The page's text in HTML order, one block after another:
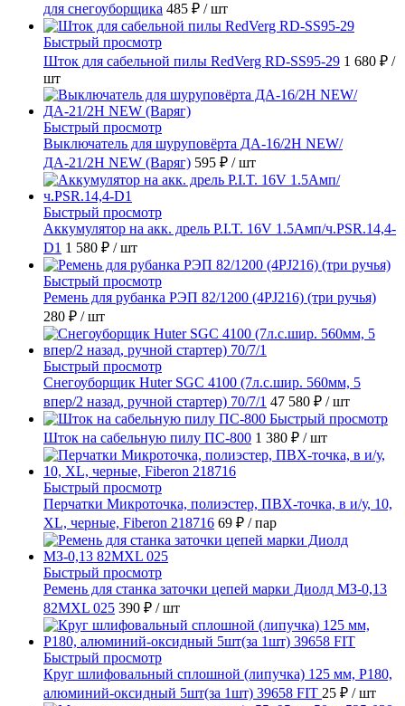
для снегоуборщика 485 ₽ / шт
Быстрый просмотр
Шток для сабельной пилы RedVerg RD-SS95-29 1 680 ₽ /
шт
Быстрый просмотр
Выключатель для шуруповёрта ДА-16/2Н NEW/
ДА-21/2Н NEW (Варяг) 595 ₽ / шт
Быстрый просмотр
Аккумулятор на акк. дрель P.I.T. 16V 1.5Амп/ч.PSR.14,4-
D1 1 580 ₽ / шт
Быстрый просмотр
Ремень для рубанка РЭП 82/1200 (4PJ216) (три ручья)
280 ₽ / шт
Быстрый просмотр
Снегоуборщик Huter SGC 4100 (7л.с.шир. 560мм, 5
впер/2 назад, ручной стартер) 70/7/1 47 580 ₽ / шт
Быстрый просмотр
Шток на сабельную пилу ПС-800 1 380 ₽ / шт
Быстрый просмотр
Перчатки Микроточка, полиэстер, ПВХ-точка, в и/у, 10,
ХL, черные, Fiberon 218716 69 ₽ / пар
Быстрый просмотр
Ремень для станка заточки цепей марки Диолд МЗ-0,13
82MXL 025 390 ₽ / шт
Быстрый просмотр
Круг шлифовальный сплошной (липучка) 125 мм, Р180,
алюминий-оксидный 5шт(за 1шт) 39658 FIT 25 ₽ / шт